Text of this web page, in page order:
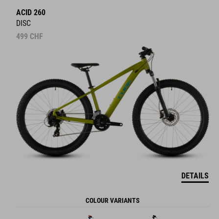
ACID 260
DISC
499 CHF
DETAILS
COLOUR VARIANTS